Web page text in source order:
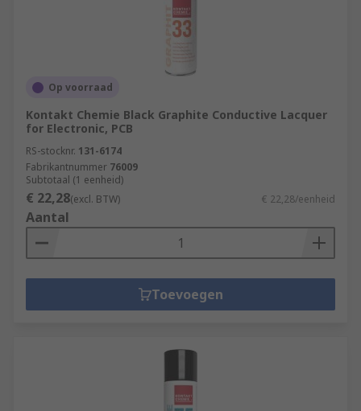
Op voorraad
Kontakt Chemie Black Graphite Conductive Lacquer
for Electronic, PCB
RS-stocknr. 131-6174
Fabrikantnummer 76009
Subtotaal (1 eenheid)
€ 22,28(excl. BTW) € 22,28/eenheid
Aantal
Toevoegen